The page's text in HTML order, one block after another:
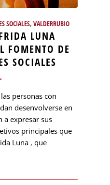
SOCIALES,VALDERRUBIO
LUNA
FOMENTO DE
SOCIALES
personas con
desenvolverse en
a expresar sus
principales que
Luna , que